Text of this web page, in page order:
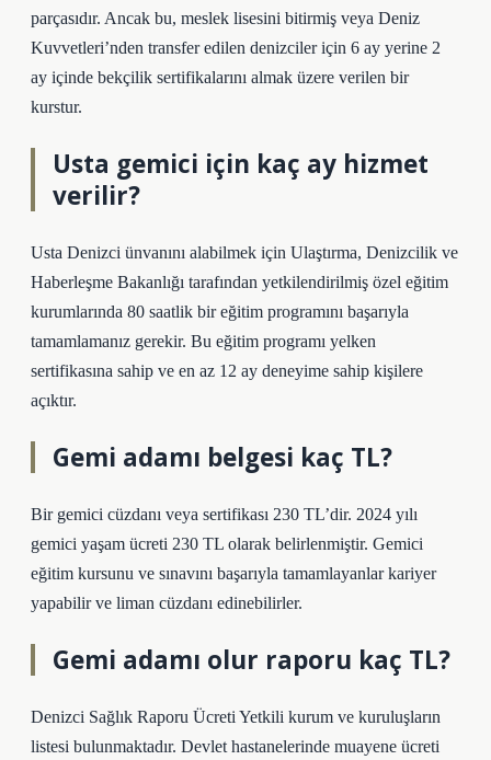
parçasıdır. Ancak bu, meslek lisesini bitirmiş veya Deniz
Kuvvetleri’nden transfer edilen denizciler için 6 ay yerine 2
ay içinde bekçilik sertifikalarını almak üzere verilen bir
kurstur.
Usta gemici için kaç ay hizmet
verilir?
Usta Denizci ünvanını alabilmek için Ulaştırma, Denizcilik ve
Haberleşme Bakanlığı tarafından yetkilendirilmiş özel eğitim
kurumlarında 80 saatlik bir eğitim programını başarıyla
tamamlamanız gerekir. Bu eğitim programı yelken
sertifikasına sahip ve en az 12 ay deneyime sahip kişilere
açıktır.
Gemi adamı belgesi kaç TL?
Bir gemici cüzdanı veya sertifikası 230 TL’dir. 2024 yılı
gemici yaşam ücreti 230 TL olarak belirlenmiştir. Gemici
eğitim kursunu ve sınavını başarıyla tamamlayanlar kariyer
yapabilir ve liman cüzdanı edinebilirler.
Gemi adamı olur raporu kaç TL?
Denizci Sağlık Raporu Ücreti Yetkili kurum ve kuruluşların
listesi bulunmaktadır. Devlet hastanelerinde muayene ücreti